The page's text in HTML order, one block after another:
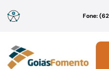
para
conteúdo
Fone: